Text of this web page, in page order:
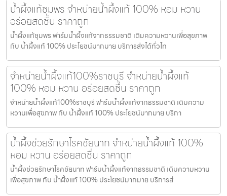
น้ำผึ้งแท้ชุมพร จำหน่ายน้ำผึ้งแท้ 100% หอม หวาน
อร่อยสดชื่น ราคาถูก
น้ำผึ้งแท้ชุมพร ฟาร์มน้ำผึ้งแท้จากธรรมชาติ เติมความหวานเพื่อสุขภาพ
กับ น้ำผึ้งแท้ 100% ประโยชน์มากมาย บริการส่งได้ทั่วไท
จำหน่ายน้ำผึ้งแท้100%ราชบุรี จำหน่ายน้ำผึ้งแท้
100% หอม หวาน อร่อยสดชื่น ราคาถูก
จำหน่ายน้ำผึ้งแท้100%ราชบุรี ฟาร์มน้ำผึ้งแท้จากธรรมชาติ เติมความ
หวานเพื่อสุขภาพ กับ น้ำผึ้งแท้ 100% ประโยชน์มากมาย บริกา
น้ำผึ้งช่วยรักษาโรคชัยนาท จำหน่ายน้ำผึ้งแท้ 100%
หอม หวาน อร่อยสดชื่น ราคาถูก
น้ำผึ้งช่วยรักษาโรคชัยนาท ฟาร์มน้ำผึ้งแท้จากธรรมชาติ เติมความหวาน
เพื่อสุขภาพ กับ น้ำผึ้งแท้ 100% ประโยชน์มากมาย บริการส่